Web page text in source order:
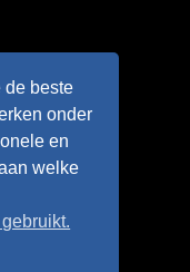
de beste
onder
en
welke